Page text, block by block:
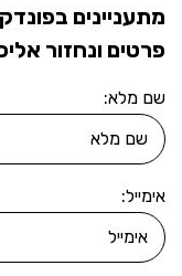
מתעניינים
פרטים ונחזור
שם מלא:
אימייל: